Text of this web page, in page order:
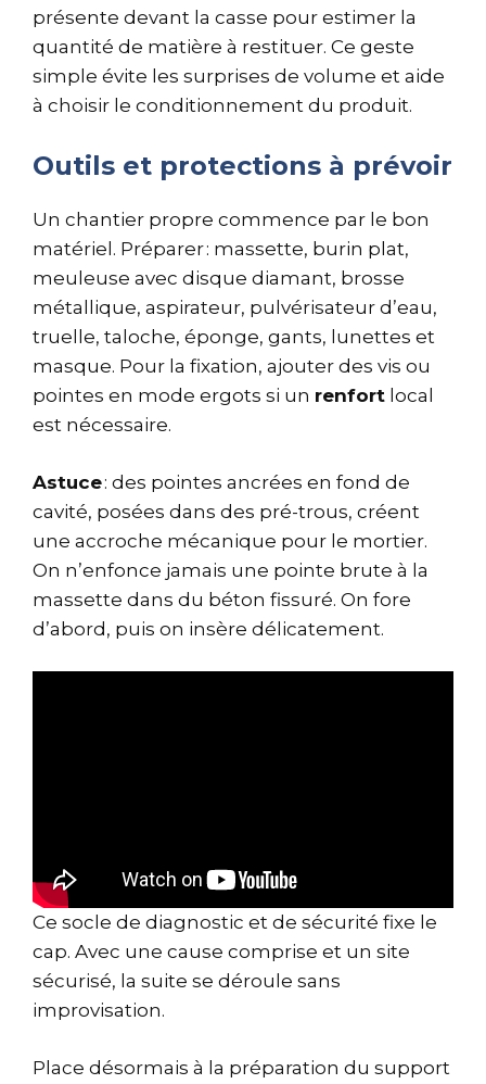
présente devant la casse pour estimer la
quantité de matière à restituer. Ce geste
simple évite les surprises de volume et aide
à choisir le conditionnement du produit.
Outils et protections à prévoir
Un chantier propre commence par le bon
matériel. Préparer : massette, burin plat,
meuleuse avec disque diamant, brosse
métallique, aspirateur, pulvérisateur d’eau,
truelle, taloche, éponge, gants, lunettes et
masque. Pour la fixation, ajouter des vis ou
pointes en mode ergots si un renfort local
est nécessaire.
Astuce: des pointes ancrées en fond de
cavité, posées dans des pré-trous, créent
une accroche mécanique pour le mortier.
On n’enfonce jamais une pointe brute à la
massette dans du béton fissuré. On fore
d’abord, puis on insère délicatement.
Ce socle de diagnostic et de sécurité fixe le
cap. Avec une cause comprise et un site
sécurisé, la suite se déroule sans
improvisation.
Place désormais à la préparation du support